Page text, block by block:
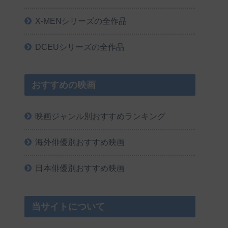
X-MENシリーズの全作品
DCEUシリーズの全作品
おすすめの映画
映画ジャンル別おすすめランキング
海外俳優別おすすめ映画
日本俳優別おすすめ映画
当サイトについて